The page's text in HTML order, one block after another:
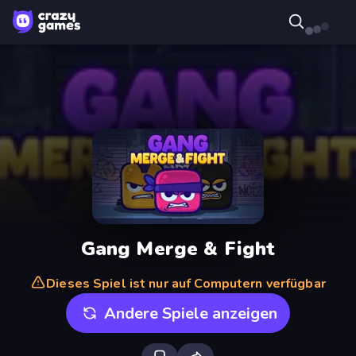
Gang Merge & Fight
Dieses Spiel ist nur auf Computern verfügbar
Andere Spiele anzeigen